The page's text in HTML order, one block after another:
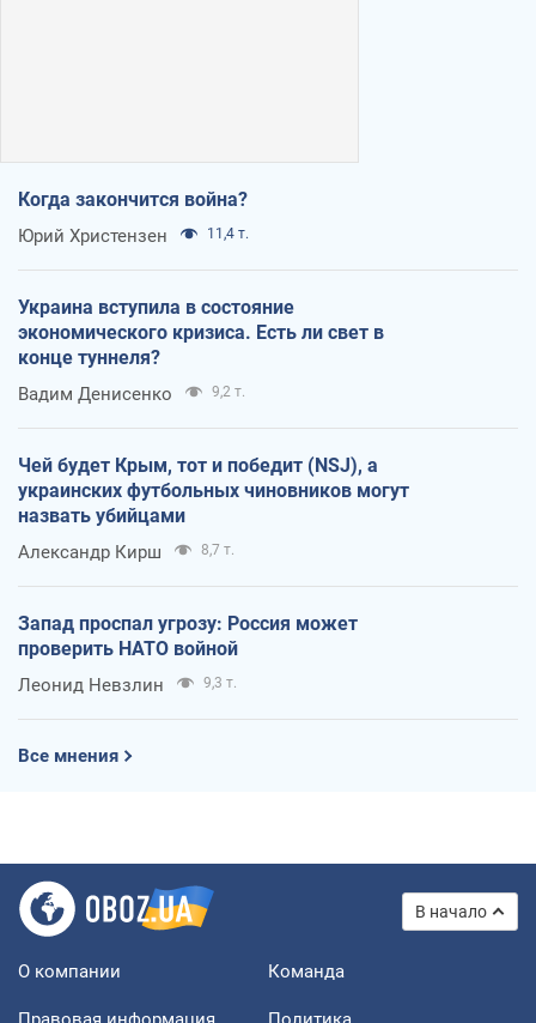
Когда закончится война?
Юрий Христензен 11,4 т.
Украина вступила в состояние
экономического кризиса. Есть ли свет в
конце туннеля?
Вадим Денисенко 9,2 т.
Чей будет Крым, тот и победит (NSJ), а
украинских футбольных чиновников могут
назвать убийцами
Александр Кирш 8,7 т.
Запад проспал угрозу: Россия может
проверить НАТО войной
Леонид Невзлин 9,3 т.
Все мнения
В начало
О компании Команда